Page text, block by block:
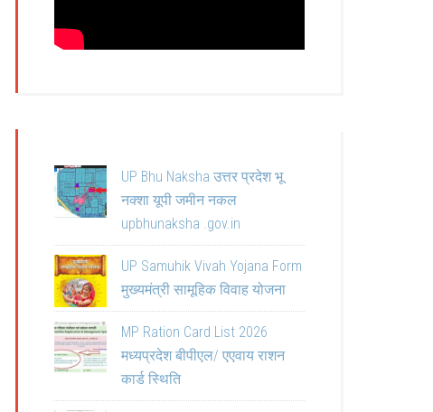
UP Bhu Naksha उत्तर प्रदेश भू
नक्शा यूपी जमीन नकल
upbhunaksha .gov.in
UP Samuhik Vivah Yojana Form
मुख्यमंत्री सामूहिक विवाह योजना
MP Ration Card List 2026
मध्यप्रदेश बीपीएल/ एएवाय राशन
कार्ड स्थिति